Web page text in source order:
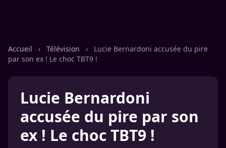
Accueil › Télévision ›
Lucie Bernardoni accusée du pire
par son ex ! Le choc TBT9 !
Lucie Bernardoni
accusée du pire par son
ex ! Le choc TBT9 !